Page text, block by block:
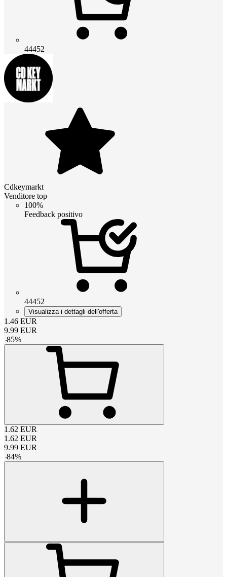
44452
Cdkeymarkt
Venditore top
100%
Feedback positivo
44452
Visualizza i dettagli dell'offerta
1.46 EUR
9.99 EUR
-85%
1.62 EUR
1.62 EUR
9.99 EUR
-84%